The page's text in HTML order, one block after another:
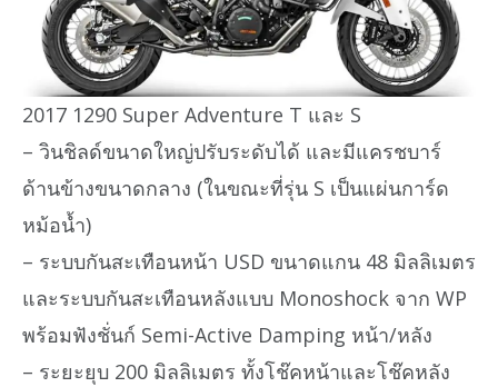
2017 1290 Super Adventure T และ S
– วินชิลด์ขนาดใหญ่ปรับระดับได้ และมีแครชบาร์
ด้านข้างขนาดกลาง (ในขณะที่รุ่น S เป็นแผ่นการ์ด
หม้อน้ำ)
– ระบบกันสะเทือนหน้า USD ขนาดแกน 48 มิลลิเมตร
และระบบกันสะเทือนหลังแบบ Monoshock จาก WP
พร้อมฟังชั่นก์ Semi-Active Damping หน้า/หลัง
– ระยะยุบ 200 มิลลิเมตร ทั้งโช๊คหน้าและโช๊คหลัง